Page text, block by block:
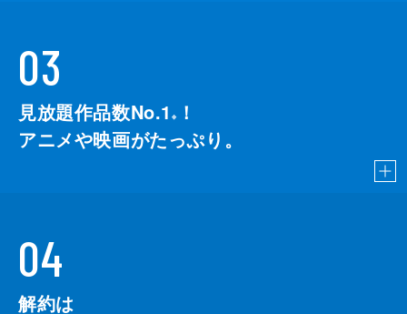
03
見放題作品数No.1 ※
！
アニメや映画がたっぷり。
04
解約は